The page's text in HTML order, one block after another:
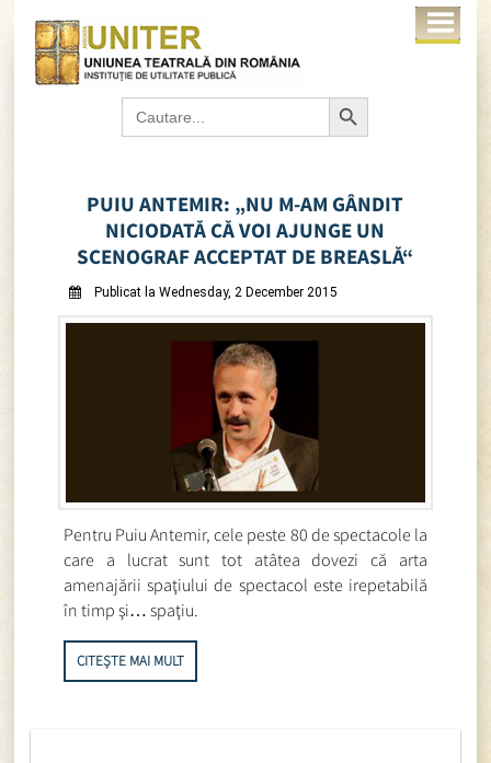
Search
for:
Search Button
PUIU ANTEMIR: „NU M-AM GÂNDIT
NICIODATĂ CĂ VOI AJUNGE UN
SCENOGRAF ACCEPTAT DE BREASLĂ“
Publicat la Wednesday, 2 December 2015
Pentru Puiu Antemir, cele peste 80 de spectacole la
care a lucrat sunt tot atâtea dovezi că arta
amenajării spaţiului de spectacol este irepetabilă
în timp şi… spaţiu.
CITEȘTE MAI MULT